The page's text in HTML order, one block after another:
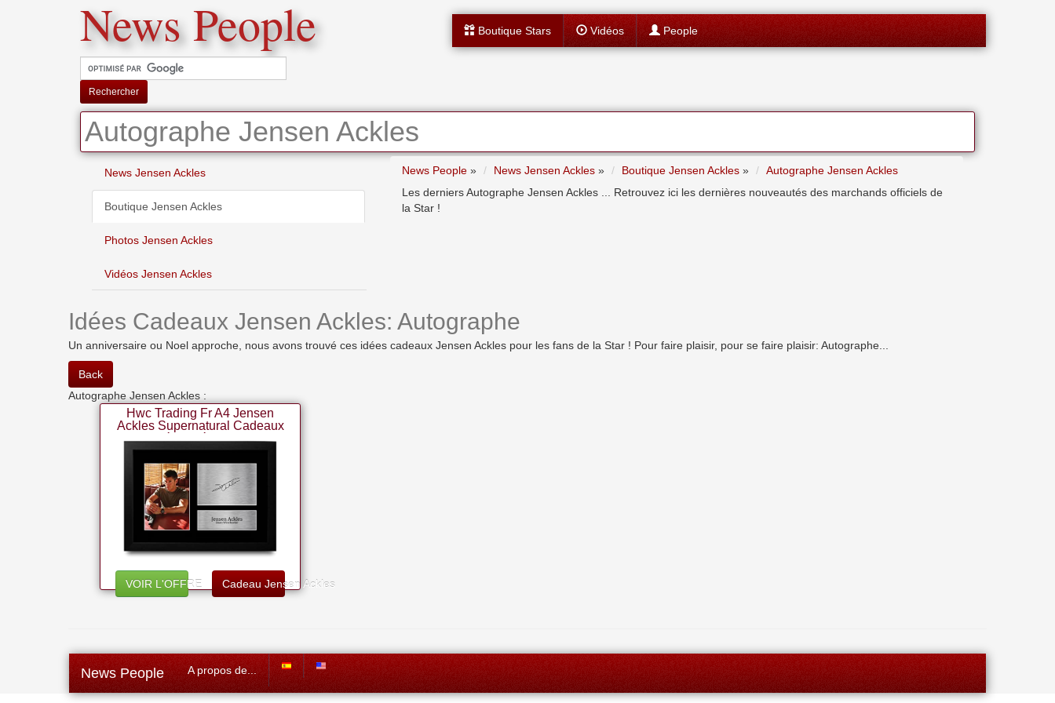
News People
Rechercher
Boutique Stars Vidéos People
Autographe Jensen Ackles
News Jensen Ackles
Boutique Jensen Ackles
Photos Jensen Ackles
Vidéos Jensen Ackles
News People » News Jensen Ackles » Boutique Jensen Ackles »
Autographe Jensen Ackles
Les derniers Autographe Jensen Ackles ... Retrouvez ici les dernières nouveautés des marchands officiels de
la Star !
Idées Cadeaux Jensen Ackles: Autographe
Un anniversaire ou Noel approche, nous avons trouvé ces idées cadeaux Jensen Ackles pour les fans de la Star ! Pour faire plaisir, pour se faire plaisir: Autographe...
Back
Autographe Jensen Ackles :
Hwc Trading Fr A4 Jensen
Ackles Supernatural Cadeaux
Imprimé Signé Autographe
Photo Pour Les Fans D?
émissions De Télévision - A4
Encadré
VOIR L'OFFRE Cadeau Jensen Ackles
News People A propos de...